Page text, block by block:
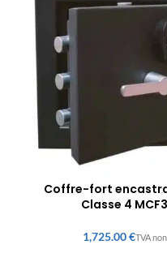
Coffre-fort
Classe 4
€